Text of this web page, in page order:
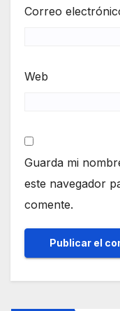
Correo
Web
Guarda mi
este navegador
comente.